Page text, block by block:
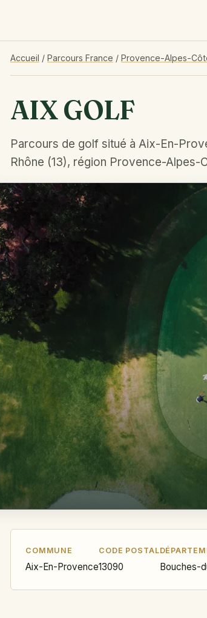
Accueil / Parcours France / Provence-Alpes-
AIX GOLF
Parcours de golf situé à Aix-En-
Rhône (13), région Provence-Alpes-
COMMUNE
Aix-En-Provence
CODE POSTAL
13090 Bouches-